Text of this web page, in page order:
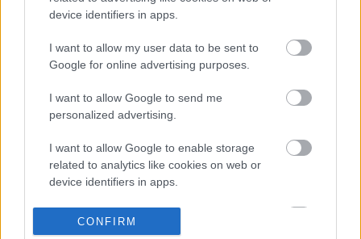
device identifiers in apps.
I want to allow my user data to be sent to
Google for online advertising purposes.
I want to allow Google to send me
personalized advertising.
I want to allow Google to enable storage
related to analytics like cookies on web or
device identifiers in apps.
I want to allow Google to enable storage
related to functionality of the website or app.
CONFIRM
Címkék: rock hír flaming lips pszichedelikus
Ajánlott bejegyzések: